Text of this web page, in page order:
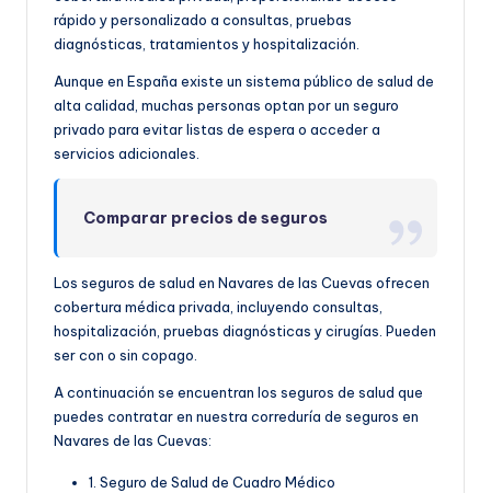
rápido y personalizado a consultas, pruebas
diagnósticas, tratamientos y hospitalización.
Aunque en España existe un sistema público de salud de
alta calidad, muchas personas optan por un seguro
privado para evitar listas de espera o acceder a
servicios adicionales.
Comparar precios de seguros
Los seguros de salud en Navares de las Cuevas ofrecen
cobertura médica privada, incluyendo consultas,
hospitalización, pruebas diagnósticas y cirugías. Pueden
ser con o sin copago.
A continuación se encuentran los seguros de salud que
puedes contratar en nuestra correduría de seguros en
Navares de las Cuevas:
1. Seguro de Salud de Cuadro Médico